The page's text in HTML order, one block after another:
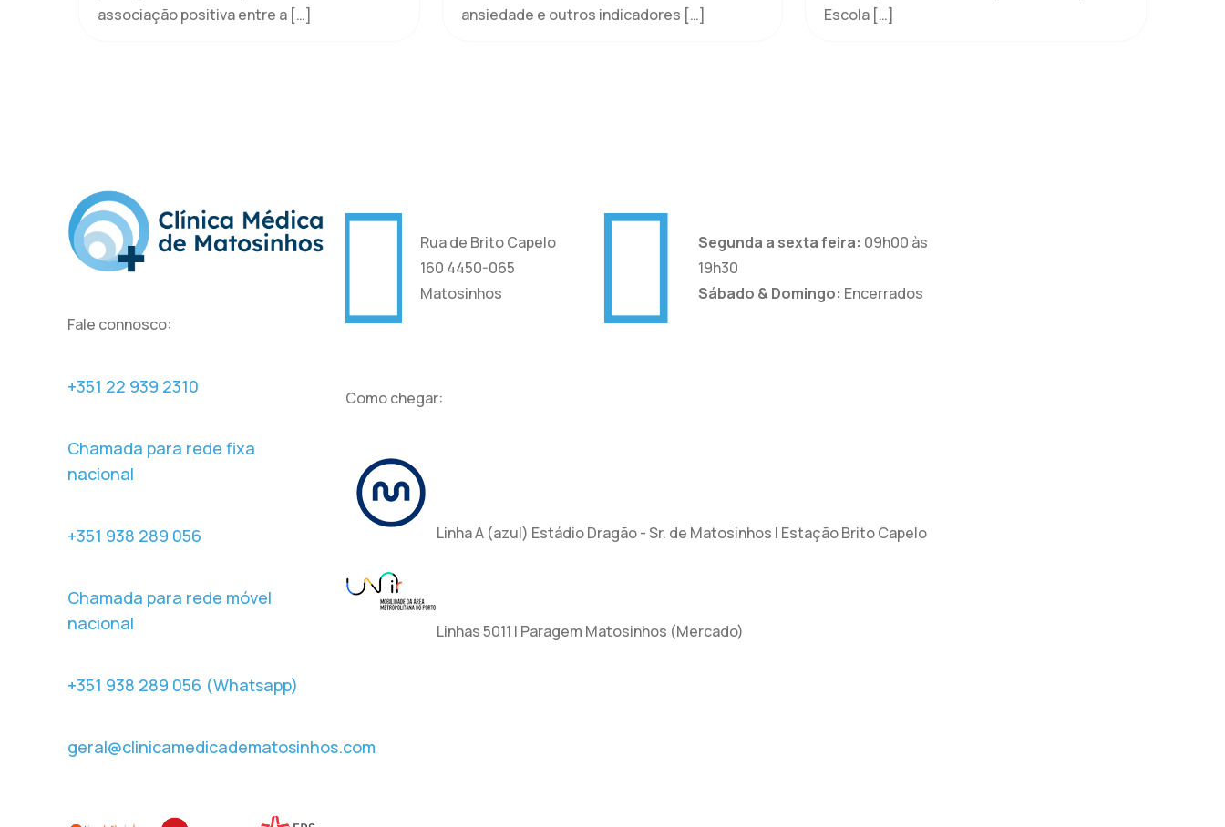
associação positiva entre a[…]
ansiedade e outros indicadores […]
Escola […]
Fale connosco:
+351 22 939 2310
Chamada para rede fixa
nacional
+351 938 289 056
Chamada para rede móvel
nacional
+351 938 289 056 (Whatsapp)
geral@clinicamedicadematosinhos.com
Rua de Brito Capelo
160 4450-065
Matosinhos
Segunda a sexta feira: 09h00 às
19h30
Sábado & Domingo: Encerrados
Como chegar:
Linha A (azul) Estádio Dragão - Sr. de Matosinhos | Estação Brito Capelo
Linhas 5011 | Paragem Matosinhos (Mercado)